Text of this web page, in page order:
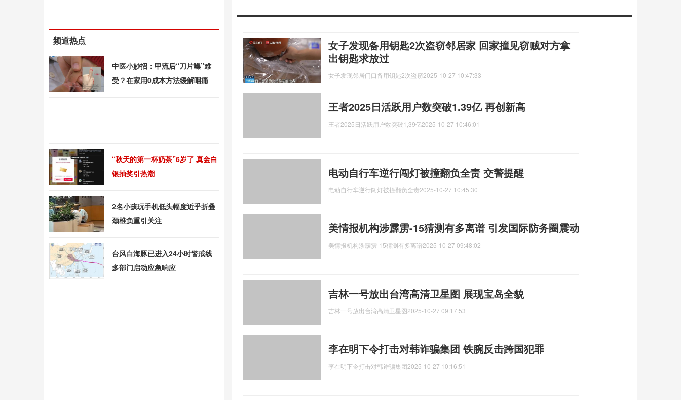
女子发现备用钥匙2次盗窃邻居家 回家撞见窃贼对方拿
出钥匙求放过
女子发现邻居门口备用钥匙2次盗窃2025-10-27 10:47:33
王者2025日活跃用户数突破1.39亿 再创新高
王者2025日活跃用户数突破1,39亿2025-10-27 10:46:01
电动自行车逆行闯灯被撞翻负全责 交警提醒
电动自行车逆行闯灯被撞翻负全责2025-10-27 10:45:30
美情报机构涉霹雳-15猜测有多离谱 引发国际防务圈震动
美情报机构涉霹雳-15猜测有多离谱2025-10-27 09:48:02
吉林一号放出台湾高清卫星图 展现宝岛全貌
吉林一号放出台湾高清卫星图2025-10-27 09:17:53
李在明下令打击对韩诈骗集团 铁腕反击跨国犯罪
李在明下令打击对韩诈骗集团2025-10-27 10:16:51
频道热点
中医小妙招：甲流后“刀片嗓”难
受？在家用0成本方法缓解咽痛
“秋天的第一杯奶茶”6岁了 真金白
银抽奖引热潮
2名小孩玩手机低头幅度近乎折叠
颈椎负重引关注
台风白海豚已进入24小时警戒线
多部门启动应急响应